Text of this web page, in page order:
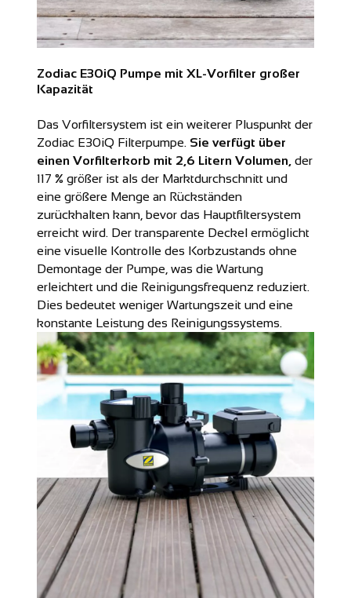
Zodiac E30iQ Pumpe mit XL-Vorfilter großer
Kapazität
Das Vorfiltersystem ist ein weiterer Pluspunkt der
Zodiac E30iQ Filterpumpe. Sie verfügt über
einen Vorfilterkorb mit 2,6 Litern Volumen, der
117 % größer ist als der Marktdurchschnitt und
eine größere Menge an Rückständen
zurückhalten kann, bevor das Hauptfiltersystem
erreicht wird. Der transparente Deckel ermöglicht
eine visuelle Kontrolle des Korbzustands ohne
Demontage der Pumpe, was die Wartung
erleichtert und die Reinigungsfrequenz reduziert.
Dies bedeutet weniger Wartungszeit und eine
konstante Leistung des Reinigungssystems.